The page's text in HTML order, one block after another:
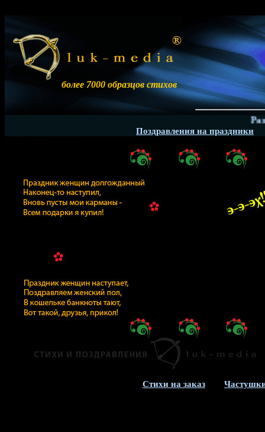
более 7000 образцов стихов
Поздравления на праздники
Стихи на заказ